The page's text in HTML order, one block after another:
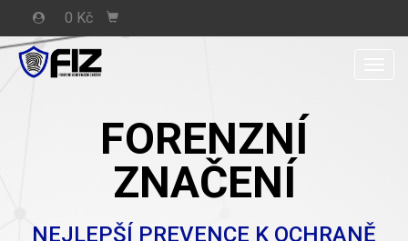
0 Kč
FORENZNÍ
ZNAČENÍ
NEJLEPŠÍ PREVENCE K OCHRANĚ